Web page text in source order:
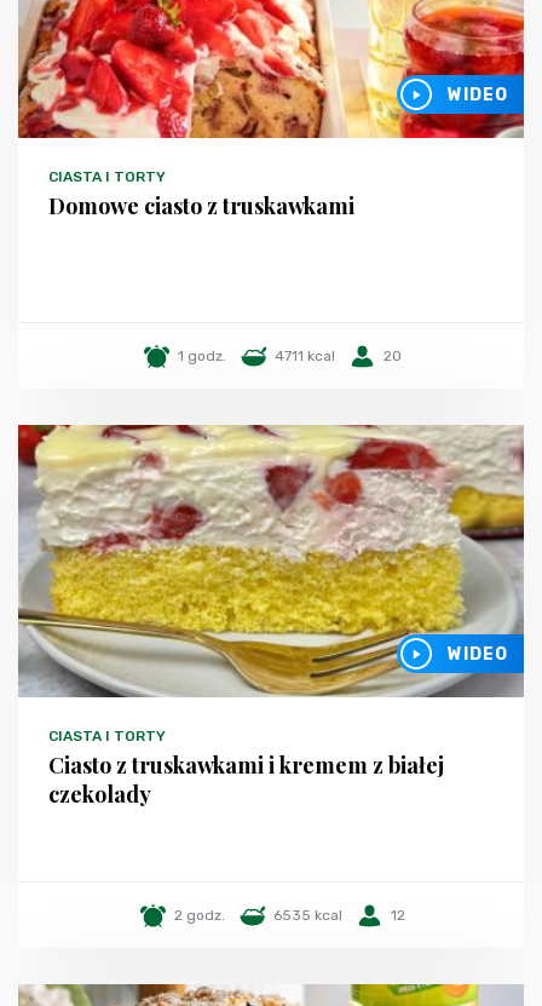
WIDEO
CIASTA I TORTY
Domowe ciasto z truskawkami
1 godz. 4711 kcal 20
WIDEO
CIASTA I TORTY
Ciasto z truskawkami i kremem z białej
czekolady
2 godz. 6535 kcal 12